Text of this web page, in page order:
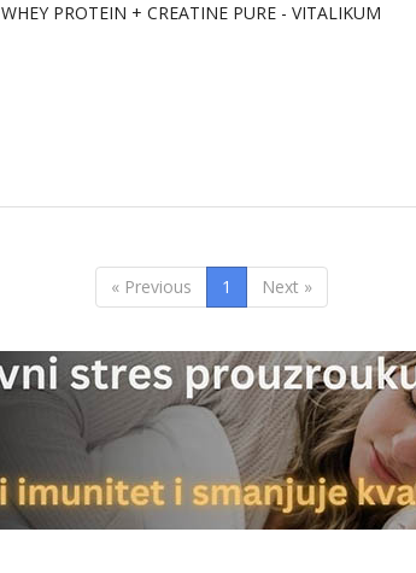
WHEY PROTEIN + CREATINE PURE - VITALIKUM
« Previous 1 Next »